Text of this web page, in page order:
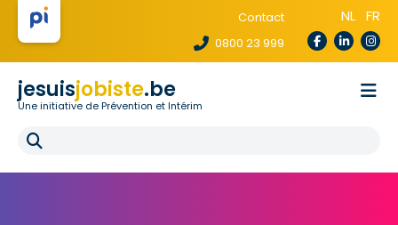
Contact
0800 23 999
NL FR
jesuisjobiste.be
Une initiative de Prévention et Intérim
Pour les agences